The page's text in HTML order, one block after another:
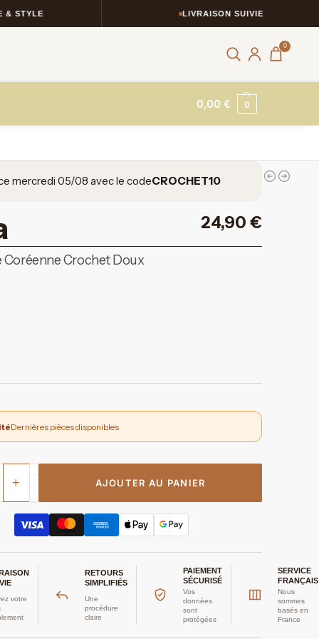
LIVRAISON SUIVIE
0
0,00€ 0
mercredi 05/08 avec le codeCROCHET10
24,90 €
Coréenne Crochet Doux
Dernières pièces disponibles
+ AJOUTER AU PANIER
votre
RETOURS
SIMPLIFIÉS
Une
procédure
claire
PAIEMENT
SÉCURISÉ
Vos
données
sont
protégées
SERVICE
FRANÇAIS
Nous
sommes
basés en
France